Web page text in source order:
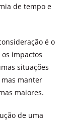
de tempo e
é o
impactos
situações
manter
maiores.
de uma